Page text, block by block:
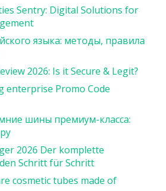
Sentry: Digital Solutions for
языка: методы, правила
2026: Is it Secure & Legit?
enterprise Promo Code
шины премиум-класса:
2026 Der komplette
Schritt für Schritt
cosmetic tubes made of